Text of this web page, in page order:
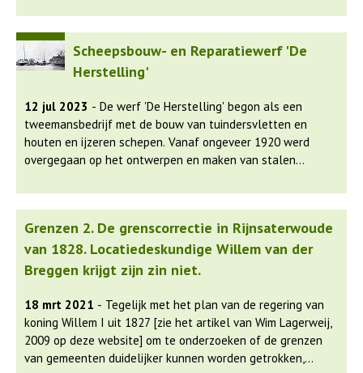
vroor - grote sleeën waren de belangrijkste vormen van
transport van mensen, goederen en vee. Verre van
comfortabel, maar mooi vastgelegd in werken als die van
Jan van Goyen. Wateroverlast als gevolg van hevige
lieten echter hun sporen na, vooral in de omgeving van
Leimuiden.
Scheepsbouw- en Reparatiewerf 'De
Herstelling'
12 jul 2023 - De werf 'De Herstelling' begon als een
tweemansbedrijf met de bouw van tuindersvletten en
houten en ijzeren schepen. Vanaf ongeveer 1920 werd
overgegaan op het ontwerpen en maken van stalen
werf breidde allengs uit en kon later ook voldoen aan de
vraag naar luxere schepen voor de recreatievaart. Zelfs
een eigen ontwerp Debo-kruiser zag het licht.
Samenwerking met o.a. Natuurmonumenten en
waterschappen resulteerde in het maken van fiets- en
Grenzen 2. De grenscorrectie in Rijnsaterwoude
van 1828. Locatiedeskundige Willem van der
Breggen krijgt zijn zin niet.
18 mrt 2021 - Tegelijk met het plan van de regering van
koning Willem I uit 1827 [zie het artikel van Wim Lagerweij,
2009 op deze website] om te onderzoeken of de grenzen
van gemeenten duidelijker kunnen worden getrokken,